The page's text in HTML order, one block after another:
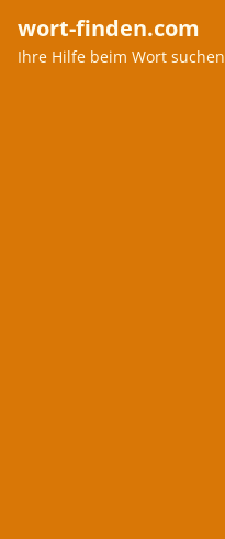
wort-finden.com
Ihre Hilfe beim Wort suchen